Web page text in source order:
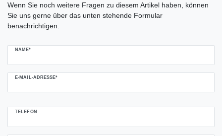
Wenn Sie noch weitere Fragen zu diesem Artikel haben, können
Sie uns gerne über das unten stehende Formular
benachrichtigen.
NAME*
E-MAIL-ADRESSE*
TELEFON